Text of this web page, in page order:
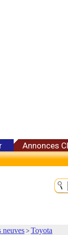
Annonces
neuves > Toyota